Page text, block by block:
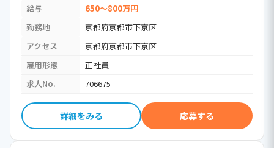
給与
650～800万円
勤務地
京都府京都市下京区
アクセス
京都府京都市下京区
雇用形態
正社員
求人No.
706675
詳細をみる 応募する